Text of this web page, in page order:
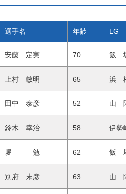
選手名 年齢 LG
安藤 定実 70 飯
上村 敏明 65 浜
田中 泰彦 52 山
鈴木 幸治 58 伊勢
堀 勉 62 飯
別府 末彦 63 山